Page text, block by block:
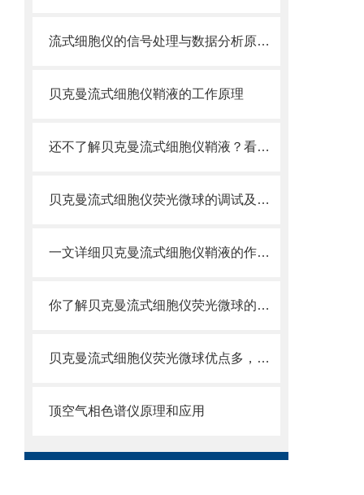
流式细胞仪的信号处理与数据分析原理分析
贝克曼流式细胞仪鞘液的工作原理
还不了解贝克曼流式细胞仪鞘液？看这里就对了！
贝克曼流式细胞仪荧光微球的调试及使用
一文详细贝克曼流式细胞仪鞘液的作用原理
你了解贝克曼流式细胞仪荧光微球的制备之怎样的吗
贝克曼流式细胞仪荧光微球优点多，实用效果好
顶空气相色谱仪原理和应用